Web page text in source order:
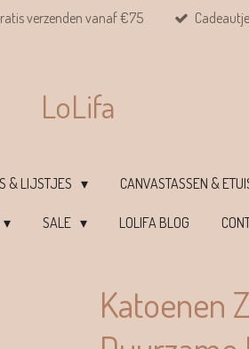
verzenden vanaf €75
LoLifa
& LIJSTJES CANVASTASSEN &
SALE LOLIFA BLOG
Katoenen